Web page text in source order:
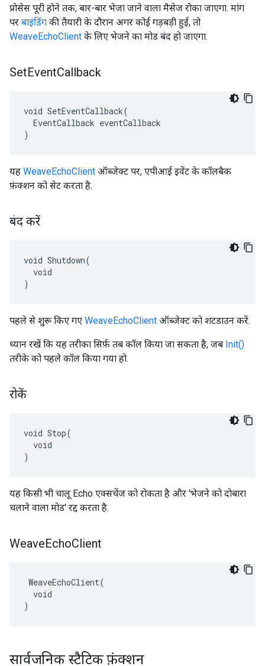
प्रोसेस पूरी होने तक, बार-बार भेजा जाने वाला मैसेज रोका जाएगा. मांग
पर बाइंडिंग की तैयारी के दौरान अगर कोई गड़बड़ी हुई, तो
WeaveEchoClient के लिए भेजने का मोड बंद हो जाएगा.
SetEventCallback
void SetEventCallback(
  EventCallback eventCallback
)
यह WeaveEchoClient ऑब्जेक्ट पर, एपीआई इवेंट के कॉलबैक
फ़ंक्शन को सेट करता है.
बंद करें
void Shutdown(
  void
)
पहले से शुरू किए गए WeaveEchoClient ऑब्जेक्ट को शटडाउन करें.
ध्यान रखें कि यह तरीका सिर्फ़ तब कॉल किया जा सकता है, जब Init()
तरीके को पहले कॉल किया गया हो.
रोकें
void Stop(
  void
)
यह किसी भी चालू Echo एक्सचेंज को रोकता है और 'भेजने को दोबारा
चलाने वाला मोड' रद्द करता है.
WeaveEchoClient
WeaveEchoClient(
  void
)
सार्वजनिक स्टैटिक फ़ंक्शन